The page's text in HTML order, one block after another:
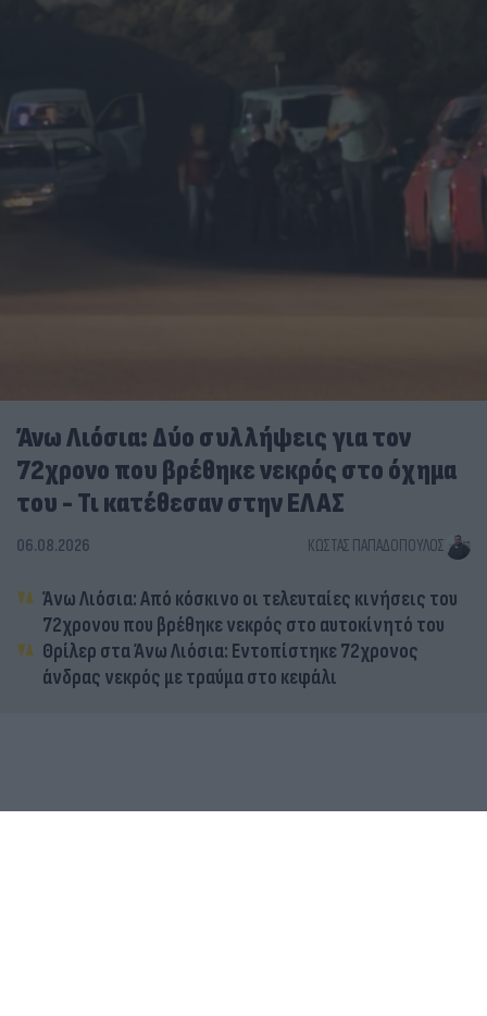
Άνω Λιόσια: Δύο συλλήψεις για τον
72χρονο που βρέθηκε νεκρός στο όχημα
του - Τι κατέθεσαν στην ΕΛΑΣ
06.08.2026 ΚΏΣΤΑΣ ΠΑΠΑΔΌΠΟΥΛΟΣ
Άνω Λιόσια: Από κόσκινο οι τελευταίες κινήσεις του
72χρονου που βρέθηκε νεκρός στο αυτοκίνητό του
Θρίλερ στα Άνω Λιόσια: Εντοπίστηκε 72χρονος
άνδρας νεκρός με τραύμα στο κεφάλι